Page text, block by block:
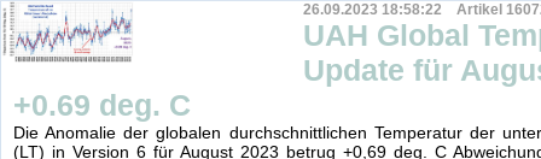
26.09.2023 18:58:22 Artikel
UAH Global
Update für
+0.69 deg. C
Die Anomalie der globalen durchschnittlichen Temperatur der
(LT) in Version 6 für August 2023 betrug +0,69 deg. C